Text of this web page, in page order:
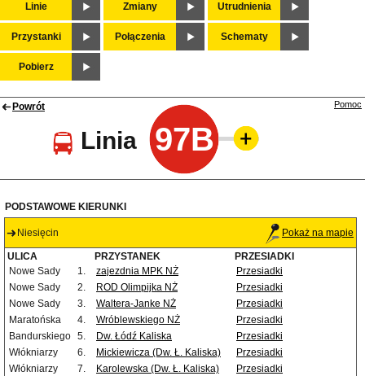
Linie Zmiany Utrudnienia
Przystanki Połączenia Schematy
Pobierz
Powrót
Linia 97B
Pomoc
PODSTAWOWE KIERUNKI
Niesięcin Pokaż na mapie
ULICA PRZYSTANEK
PRZESIADKI
Nowe Sady
1. zajezdnia MPK NŻ
Przesiadki
Nowe Sady
2. ROD Olimpijka NŻ
Przesiadki
Nowe Sady
3. Waltera-Janke NŻ
Przesiadki
Maratońska
4. Wróblewskiego NŻ
Przesiadki
Bandurskiego 5. Dw. Łódź Kaliska
Przesiadki
Włókniarzy
6. Mickiewicza (Dw. Ł. Kaliska)
Przesiadki
Włókniarzy
7. Karolewska (Dw. Ł. Kaliska)
Przesiadki